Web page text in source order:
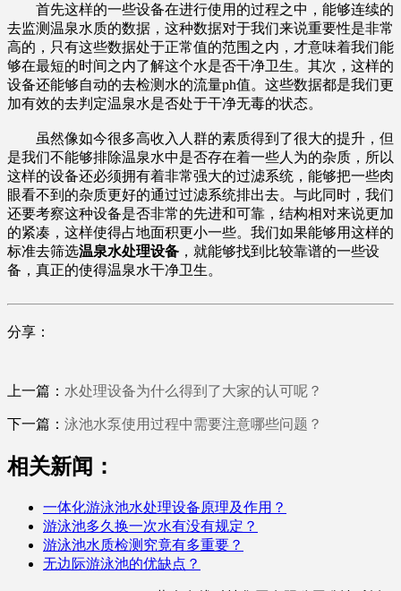
首先这样的一些设备在进行使用的过程之中，能够连续的
去监测温泉水质的数据，这种数据对于我们来说重要性是非常
高的，只有这些数据处于正常值的范围之内，才意味着我们能
够在最短的时间之内了解这个水是否干净卫生。其次，这样的
设备还能够自动的去检测水的流量ph值。这些数据都是我们更
加有效的去判定温泉水是否处于干净无毒的状态。
虽然像如今很多高收入人群的素质得到了很大的提升，但
是我们不能够排除温泉水中是否存在着一些人为的杂质，所以
这样的设备还必须拥有着非常强大的过滤系统，能够把一些肉
眼看不到的杂质更好的通过过滤系统排出去。与此同时，我们
还要考察这种设备是否非常的先进和可靠，结构相对来说更加
的紧凑，这样使得占地面积更小一些。我们如果能够用这样的
标准去筛选温泉水处理设备 ，就能够找到比较靠谱的一些设
备，真正的使得温泉水干净卫生。
分享：
上一篇： 水处理设备为什么得到了大家的认可呢？
下一篇： 泳池水泵使用过程中需要注意哪些问题？
相关新闻：
一体化游泳池水处理设备原理及作用？
游泳池多久换一次水有没有规定？
游泳池水质检测究竟有多重要？
无边际游泳池的优缺点？